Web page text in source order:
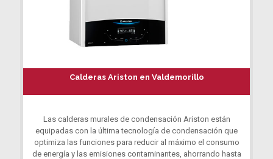
Calderas Ariston en Valdemorillo
Las calderas murales de condensación Ariston están
equipadas con la última tecnología de condensación que
optimiza las funciones para reducir al máximo el consumo
de energía y las emisiones contaminantes, ahorrando hasta